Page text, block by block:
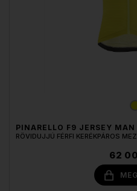
PINARELLO F9 JERSEY MAN
RÖVIDUJJÚ FÉRFI KERÉKPÁROS MEZ
62